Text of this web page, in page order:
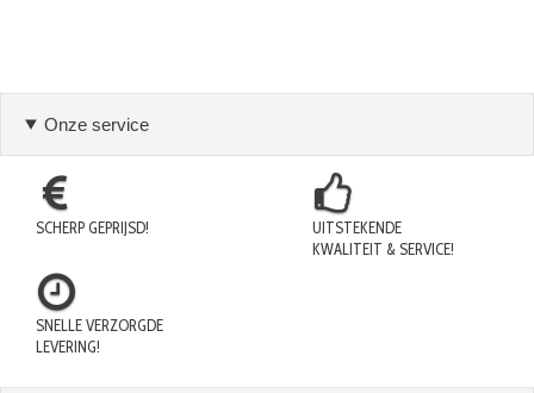
Onze service
SCHERP GEPRIJSD!
UITSTEKENDE
KWALITEIT & SERVICE!
SNELLE VERZORGDE
LEVERING!